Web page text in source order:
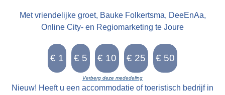
Met vriendelijke groet, Bauke Folkertsma, DeeEnAa,
Online City- en Regiomarketing te Joure
Verberg deze mededeling
Nieuw! Heeft u een accommodatie of toeristisch bedrijf in